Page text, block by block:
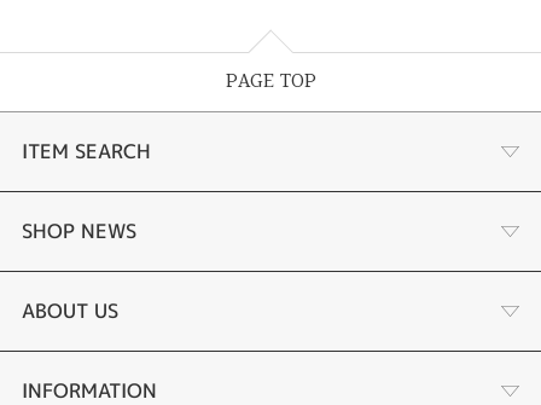
PAGE TOP
ITEM SEARCH
婚約指輪
結婚指輪
セットリング
SHOP NEWS
サプライズプロポーズ相談室
ダイヤモンドカッターブランド
ABOUT US
店舗情報
INFORMATION